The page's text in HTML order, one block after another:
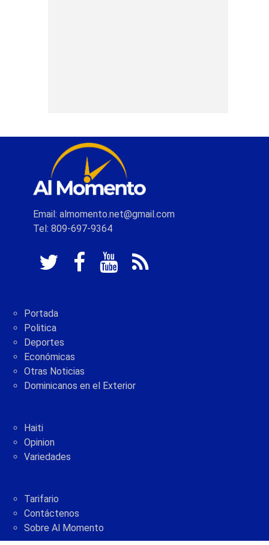
Email: almomento.net@gmail.com
Tel: 809-697-9364
Portada
Politica
Deportes
Económicas
Otras Noticias
Dominicanos en el Exterior
Haiti
Opinion
Variedades
Tarifario
Contáctenos
Sobre Al Momento